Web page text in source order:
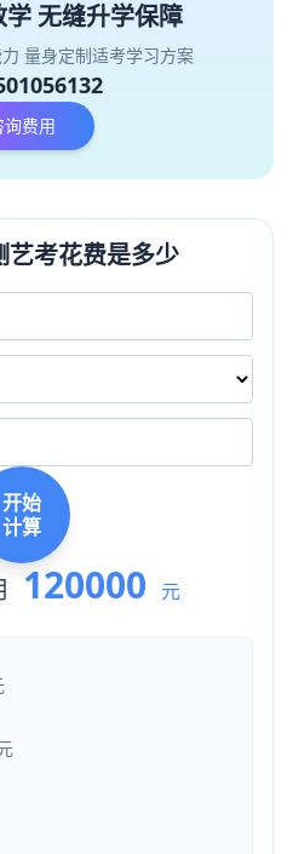
无缝升学保障
量身定制适考学习方案
询费用
艺考花费是多少
开始
计算
120000 元